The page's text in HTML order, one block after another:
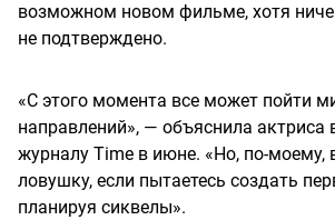
возможном новом фильме, хотя
не подтверждено.
«С этого момента все может пойти
направлений», — объяснила актриса
журналу Time в июне. «Но, по-моему,
ловушку, если пытаетесь создать
планируя сиквелы».